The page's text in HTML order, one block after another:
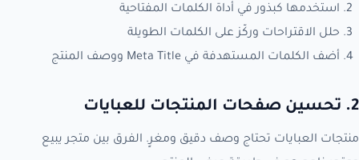
استخدمها كبذور في أداة الكلمات المفتاحية
حلل الاقتراحات وركّز على الكلمات الطويلة
أضف الكلمات المستهدفة في Meta Title ووصف المنتج
2. تحسين صفحات المنتجات للعبايات
منتجات العبايات تحتاج وصف دقيق ومغرٍ. الفرق بين متجر يبيع